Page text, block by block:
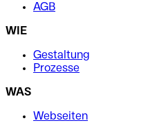
AGB
WIE
Gestaltung
Prozesse
WAS
Webseiten